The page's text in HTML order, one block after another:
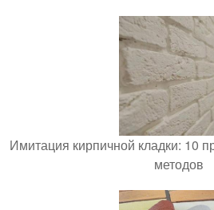
Имитация кирпичной кладки: 10
методов